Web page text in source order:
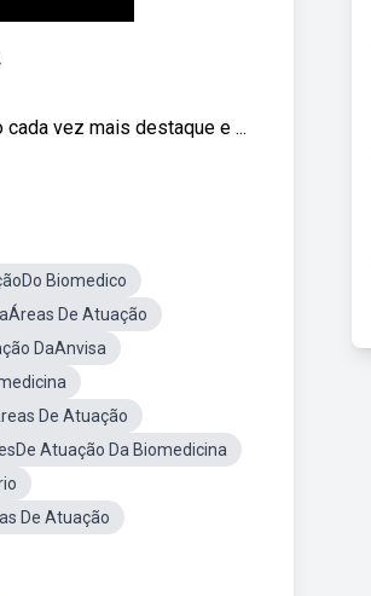
vez mais destaque e ...
Biomedico
De Atuação
DaAnvisa
De Atuação
Atuação Da Biomedicina
De Atuação